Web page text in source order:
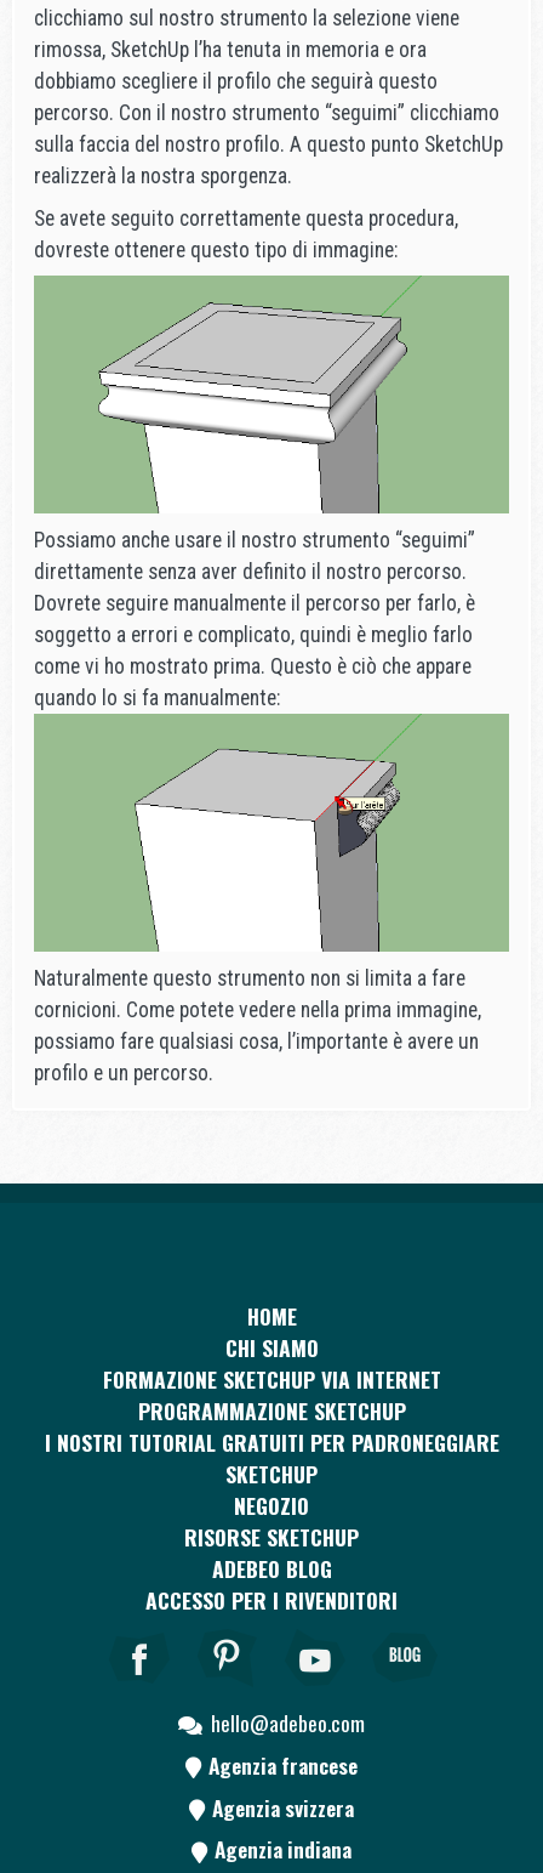
clicchiamo sul nostro strumento la selezione viene
rimossa, SketchUp l’ha tenuta in memoria e ora
dobbiamo scegliere il profilo che seguirà questo
percorso. Con il nostro strumento “seguimi” clicchiamo
sulla faccia del nostro profilo. A questo punto SketchUp
realizzerà la nostra sporgenza.
Se avete seguito correttamente questa procedura,
dovreste ottenere questo tipo di immagine:
Possiamo anche usare il nostro strumento “seguimi”
direttamente senza aver definito il nostro percorso.
Dovrete seguire manualmente il percorso per farlo, è
soggetto a errori e complicato, quindi è meglio farlo
come vi ho mostrato prima. Questo è ciò che appare
quando lo si fa manualmente:
Naturalmente questo strumento non si limita a fare
cornicioni. Come potete vedere nella prima immagine,
possiamo fare qualsiasi cosa, l’importante è avere un
profilo e un percorso.
HOME
CHI SIAMO
FORMAZIONE SKETCHUP VIA INTERNET
PROGRAMMAZIONE SKETCHUP
I NOSTRI TUTORIAL GRATUITI PER PADRONEGGIARE
SKETCHUP
NEGOZIO
RISORSE SKETCHUP
ADEBEO BLOG
ACCESSO PER I RIVENDITORI
hello@adebeo.com
Agenzia francese
Agenzia svizzera
Agenzia indiana